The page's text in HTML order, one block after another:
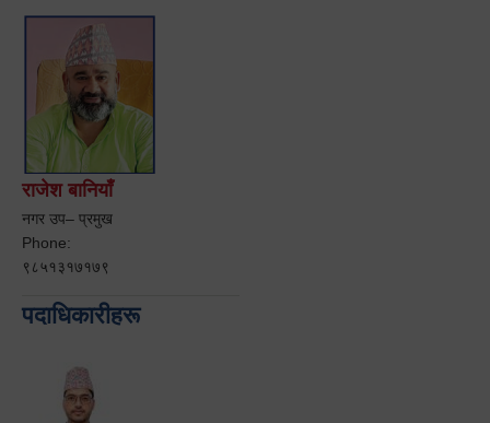
राजेश बानियाँ
नगर उप– प्रमुख
Phone:
९८५१३१७१७९
पदाधिकारीहरू